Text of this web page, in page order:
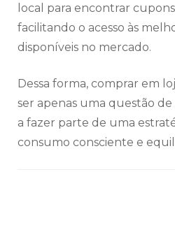
local para encontrar
facilitando o acesso às
disponíveis no mercado.
Dessa forma, comprar em
ser apenas uma questão de
a fazer parte de uma
consumo consciente e